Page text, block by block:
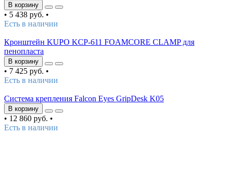
В корзину
• 5 438 руб. •
Есть в наличии
Кронштейн KUPO KCP-611 FOAMCORE CLAMP для
пенопласта
В корзину
• 7 425 руб. •
Есть в наличии
Система крепления Falcon Eyes GripDesk K05
В корзину
• 12 860 руб. •
Есть в наличии